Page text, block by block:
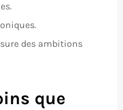
des ambitions
que